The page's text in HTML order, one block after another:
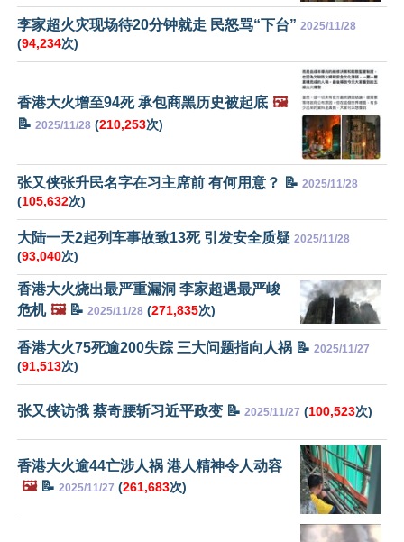
李家超火灾现场待20分钟就走 民怒骂“下台” 2025/11/28
(94,234次)
香港大火增至94死 承包商黑历史被起底 🖼️
📝 2025/11/28 (210,253次)
张又侠张升民名字在习主席前 有何用意？ 📝 2025/11/28
(105,632次)
大陆一天2起列车事故致13死 引发安全质疑 2025/11/28
(93,040次)
香港大火烧出最严重漏洞 李家超遇最严峻
危机 🖼️📝 2025/11/28 (271,835次)
香港大火75死逾200失踪 三大问题指向人祸 📝 2025/11/27
(91,513次)
张又侠访俄 蔡奇腰斩习近平政变 📝 2025/11/27 (100,523次)
香港大火逾44亡涉人祸 港人精神令人动容
🖼️📝 2025/11/27 (261,683次)